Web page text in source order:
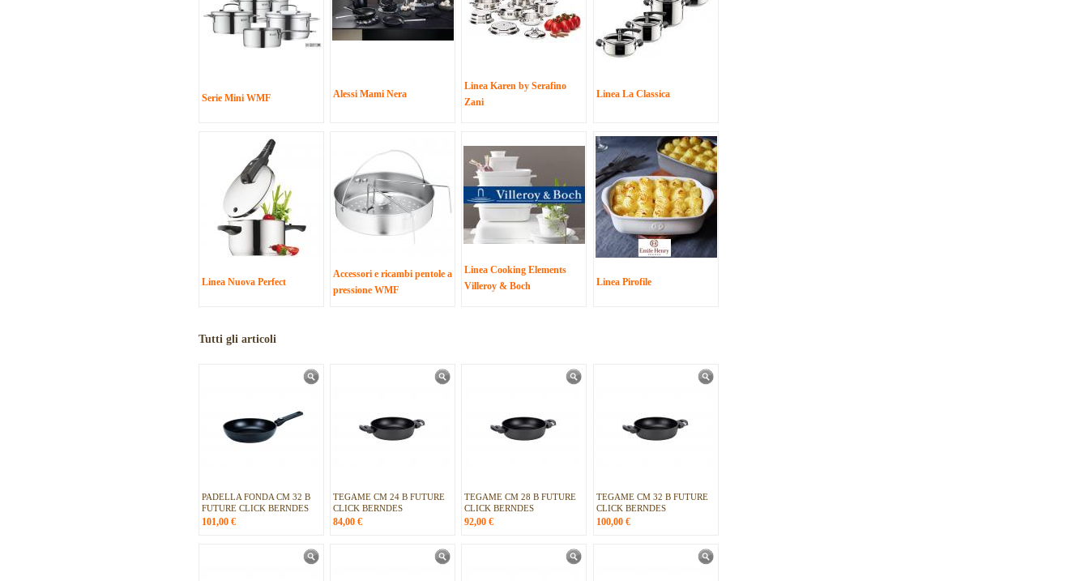
Serie Mini WMF Alessi Mami Nera
Linea Karen by Serafino
Zani
Linea La Classica
Linea Nuova Perfect
Accessori e ricambi pentole a
pressione WMF
Linea Cooking Elements
Villeroy & Boch
Linea Pirofile
Tutti gli articoli
PADELLA FONDA CM 32 B
FUTURE CLICK BERNDES
101,00 €
TEGAME CM 24 B FUTURE
CLICK BERNDES
84,00 €
TEGAME CM 28 B FUTURE
CLICK BERNDES
92,00 €
TEGAME CM 32 B FUTURE
CLICK BERNDES
100,00 €